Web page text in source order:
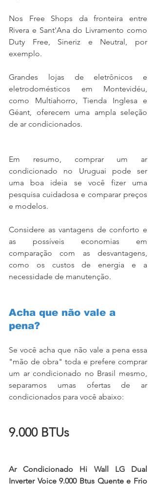
Nos Free Shops da fronteira entre
Rivera e Sant'Ana do Livramento como
Duty Free, Sineriz e Neutral, por
exemplo.
Grandes lojas de eletrônicos e
eletrodomésticos em Montevidéu,
como Multiahorro, Tienda Inglesa e
Géant, oferecem uma ampla seleção
de ar condicionados.
Em resumo, comprar um ar
condicionado no Uruguai pode ser
uma boa ideia se você fizer uma
pesquisa cuidadosa e comparar preços
e modelos.
Considere as vantagens de conforto e
as possíveis economias em
comparação com as desvantagens,
como os custos de energia e a
necessidade de manutenção.
Acha que não vale a
pena?
Se você acha que não vale a pena essa
"mão de obra" toda e prefere comprar
um ar condicionado no Brasil mesmo,
separamos umas ofertas de ar
condicionados para você abaixo:
9.000 BTUs
Ar Condicionado Hi Wall LG Dual
Inverter Voice 9.000 Btus Quente e Frio